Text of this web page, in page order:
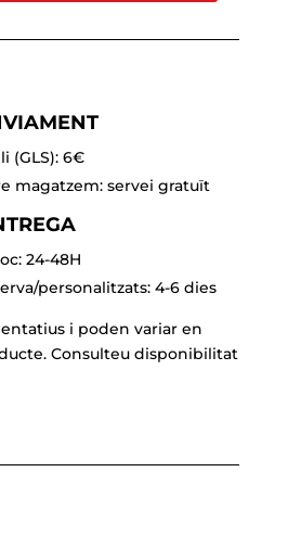
(GLS): 6€
magatzem: servei gratuït
24-48H
personalitzats: 4-6 dies
i poden variar en
Consulteu disponibilitat